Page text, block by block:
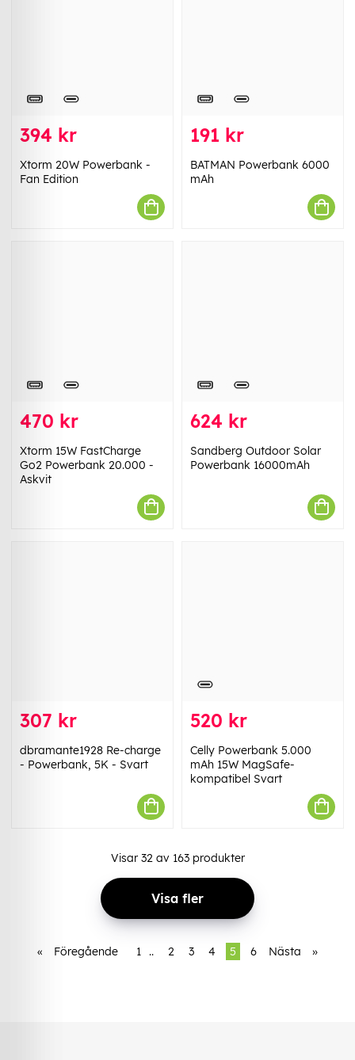
394 kr
Xtorm 20W Powerbank -
Fan Edition
191 kr
BATMAN Powerbank 6000
mAh
470 kr
Xtorm 15W FastCharge
Go2 Powerbank 20.000 -
Askvit
624 kr
Sandberg Outdoor Solar
Powerbank 16000mAh
307 kr
dbramante1928 Re-charge
- Powerbank, 5K - Svart
520 kr
Celly Powerbank 5.000
mAh 15W MagSafe-
kompatibel Svart
Visar 32av 163produkter
Visa fler
« Föregående 1 .. 2 3 4 5 6 Nästa »